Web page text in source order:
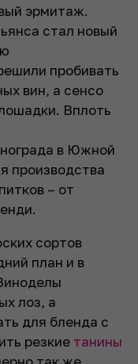
эрмитаж.
стал новый
пробивать
вин, а сенсо
Вплоть
в Южной
производства
– от
сортов
план и в
лоз, а
для бленда с
резкие танины